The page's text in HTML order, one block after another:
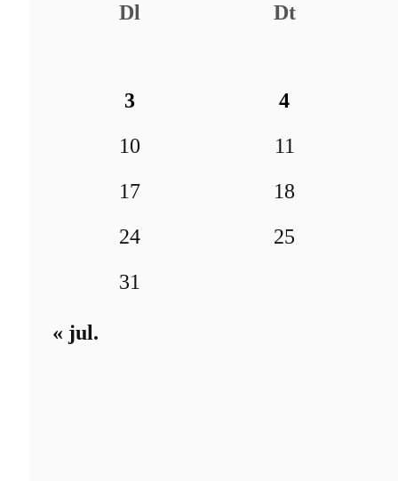
Dl Dt
3
4
10
11
17
18
24
25
31
« jul.